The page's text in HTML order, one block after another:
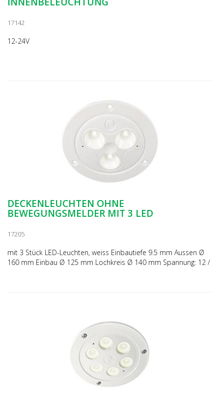
17142
12-24V
DECKENLEUCHTEN OHNE
BEWEGUNGSMELDER MIT 3 LED
17205
mit 3 Stück LED-Leuchten, weiss Einbautiefe 9.5 mm Aussen Ø
160 mm Einbau Ø 125 mm Lochkreis Ø 140 mm Spannung: 12 /